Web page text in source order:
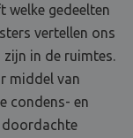
welke gedeelten
vertellen ons
in de ruimtes.
middel van
condens- en
doordachte